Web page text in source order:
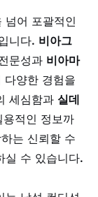
넘어 포괄적인
니다. 비아그
문성과 비아마
다양한 경험을
세심함과 실데
용적인 정보까
는 신뢰할 수
실 수 있습니다.